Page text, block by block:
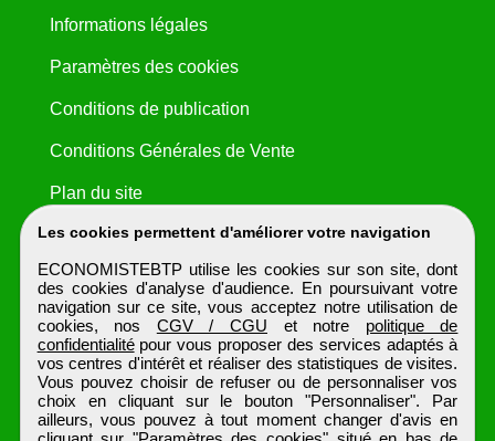
Les cookies permettent d'améliorer votre navigation
ECONOMISTEBTP utilise les cookies sur son site, dont
des cookies d'analyse d'audience. En poursuivant votre
navigation sur ce site, vous acceptez notre utilisation de
cookies, nos CGV / CGU et notre politique de
confidentialitépour vous proposer des services adaptés à
vos centres d'intérêt et réaliser des statistiques de visites.
Vous pouvez choisir de refuser ou de personnaliser vos
choix en cliquant sur le bouton "Personnaliser". Par
ailleurs, vous pouvez à tout moment changer d'avis en
Informations légales
Paramètres des cookies
Conditions de publication
Conditions Générales de Vente
Plan du site